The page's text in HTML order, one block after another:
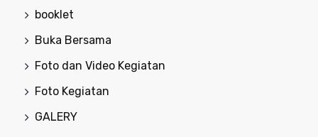
booklet
Buka Bersama
Foto dan Video Kegiatan
Foto Kegiatan
GALERY